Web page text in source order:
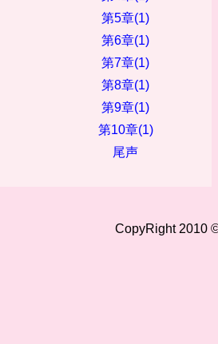
第5章(1)
第6章(1)
第7章(1)
第8章(1)
第9章(1)
第10章(1)
尾声
CopyRight 2010